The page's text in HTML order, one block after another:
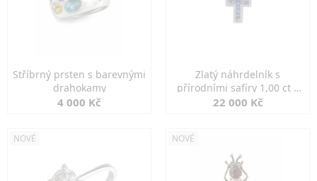
Stříbrný prsten s barevnými
drahokamy
4 000 Kč
Zlatý náhrdelník s
přírodními safíry 1,00 ct a
diamanty
22 000 Kč
NOVÉ NOVÉ